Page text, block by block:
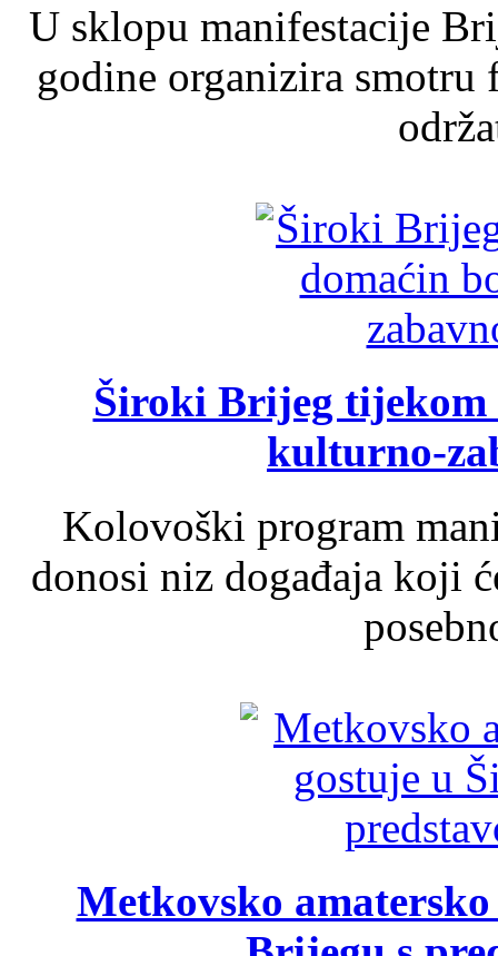
U sklopu manifestacije
godine organizira
Široki Brijeg tijekom
kulturno-
Kolovoški program
donosi niz događaja koji
Metkovsko